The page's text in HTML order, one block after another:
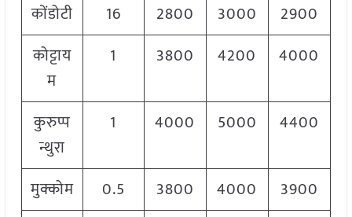
कोंडोटी 16 2800 3000
2900
कोट्टाय
म
1 3800 4200 4000
कुरुप्प
न्थुरा
1 4000 5000 4400
मुक्कोम 0.5 3800 4000
3900